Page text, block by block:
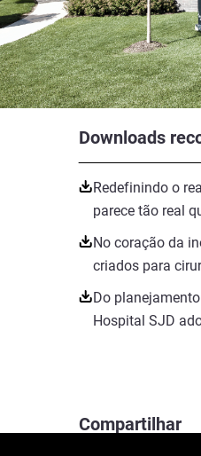
Downloads
Redefinindo o
parece tão real
No coração da
criados para
Do
Hospital SJD
Compartilhar